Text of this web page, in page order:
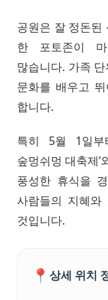
공원은 잘 정돈된
한 포토존이
많습니다. 가족
문화를 배우고
합니다.
특히 5월 1일부
숲멍쉬멍 대축제
풍성한 휴식을
사람들의 지혜
것입니다.
📍 상세 위치